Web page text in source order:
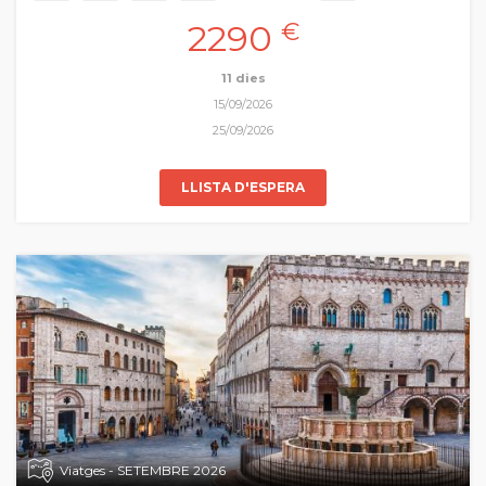
culturals entre Occident i Orient és el que hui proposem com a
gran viatge de Pasqua. Volem recuperar la memòria viva d’aquelles
ciutats i pobles que han forjat aquesta línia única amb els seus
la fascinant història de la Ruta de la Seda.
2290 €
11 dies
15/09/2026
25/09/2026
LLISTA D'ESPERA
Viatges - SETEMBRE 2026